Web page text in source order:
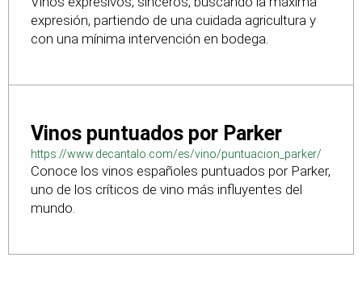
expresión, partiendo de una cuidada agricultura y
con una mínima intervención en bodega.
Vinos puntuados por Parker
https://www.decantalo.com/es/vino/puntuacion_parker/
Conoce los vinos españoles puntuados por Parker,
uno de los críticos de vino más influyentes del
mundo.